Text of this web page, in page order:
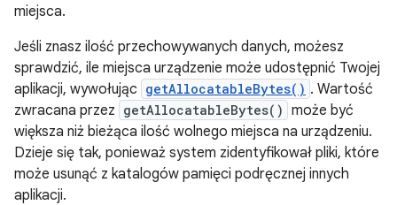
miejsca.
Jeśli znasz ilość przechowywanych danych, możesz
sprawdzić, ile miejsca urządzenie może udostępnić Twojej
aplikacji, wywołując getAllocatableBytes() . Wartość
zwracana przez getAllocatableBytes() może być
większa niż bieżąca ilość wolnego miejsca na urządzeniu.
Dzieje się tak, ponieważ system zidentyfikował pliki, które
może usunąć z katalogów pamięci podręcznej innych
aplikacji.